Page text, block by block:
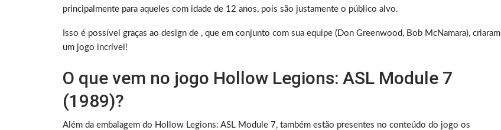
principalmente para aqueles com idade de 12 anos, pois são justamente o público alvo.
Isso é possível graças ao design de , que em conjunto com sua equipe (Don Greenwood, Bob McNamara), criaram
um jogo incrível!
O que vem no jogo Hollow Legions: ASL Module 7
(1989)?
Além da embalagem do Hollow Legions: ASL Module 7, também estão presentes no conteúdo do jogo os